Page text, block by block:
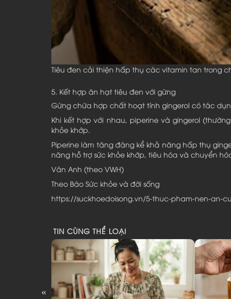
Tiêu đen cải thiện hấp thụ các vitamin tan trong
5. Kết hợp ăn hạt tiêu đen với gừng
Gừng chứa hợp chất hoạt tính gingerol có tác
Khi kết hợp với nhau, piperine và gingerol
khỏe khớp.
Piperine làm tăng đáng kể khả năng hấp thụ
năng hỗ trợ sức khỏe khớp, tiêu hóa và chuyển
Vân Anh (theo VWH)
Theo Báo Sức khỏe và đời sống
https://suckhoedoisong.vn/5-thuc-pham-nen-an-
TIN CÙNG THỂ LOẠI